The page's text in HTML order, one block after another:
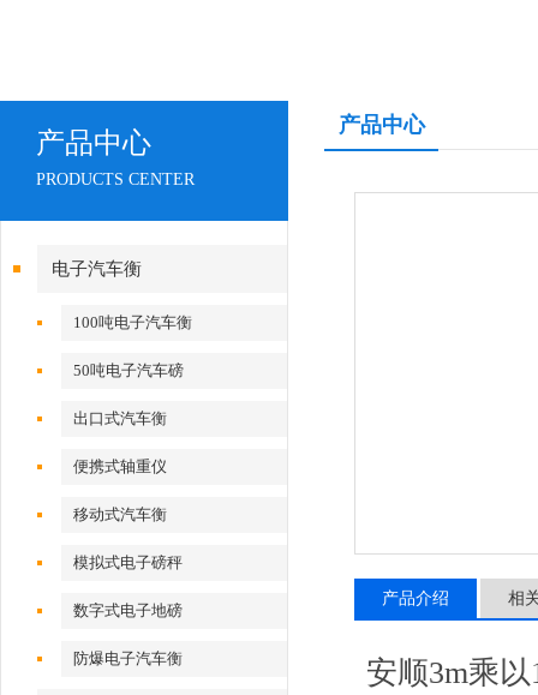
产品中心
PRODUCTS CENTER
电子汽车衡
100吨电子汽车衡
50吨电子汽车磅
出口式汽车衡
便携式轴重仪
移动式汽车衡
模拟式电子磅秤
数字式电子地磅
防爆电子汽车衡
产品中心
产品介绍 相
安顺3m乘